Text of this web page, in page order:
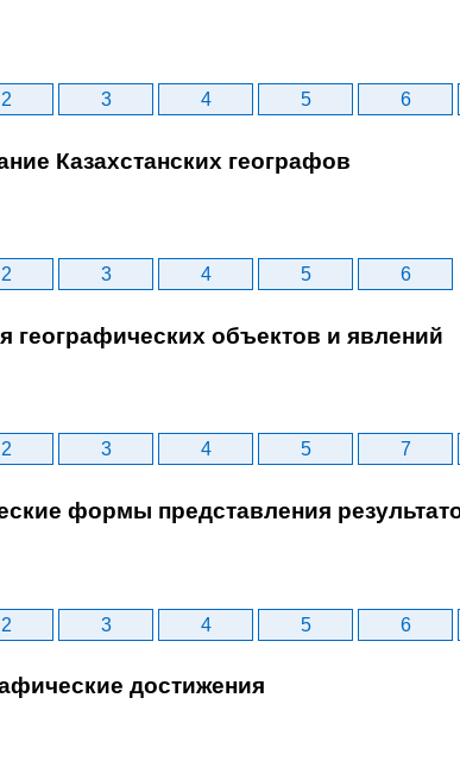
2 3 4 5 6
Казахстанских географов
2 3 4 5 6
географических объектов и явлений
2 3 4 5 7
формы представления
2 3 4 5 6
достижения